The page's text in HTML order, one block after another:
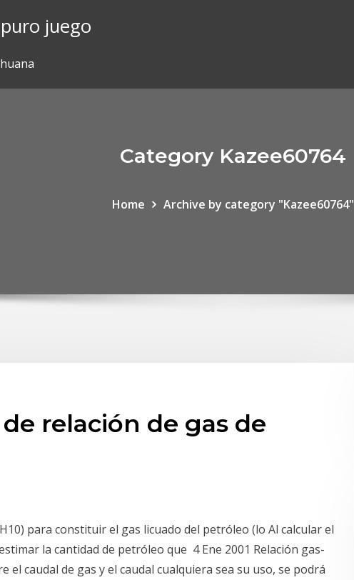
juego
Category Kazee60764
Home Archive by category "Kazee60764"
relación de gas de
para constituir el gas licuado del petróleo (lo Al calcular el
la cantidad de petróleo que 4 Ene 2001 Relación gas-
el caudal de gas y el caudal cualquiera sea su uso, se podrá